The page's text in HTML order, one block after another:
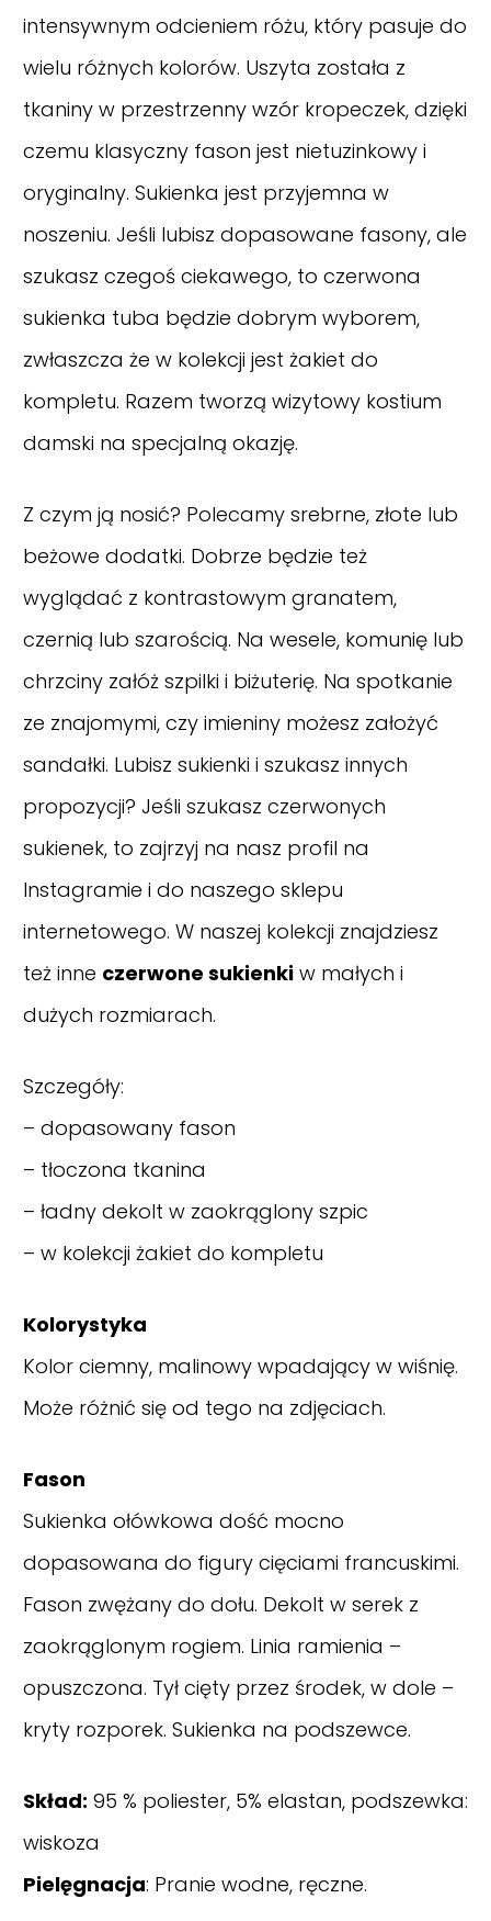
intensywnym odcieniem różu, który pasuje do
wielu różnych kolorów. Uszyta została z
tkaniny w przestrzenny wzór kropeczek, dzięki
czemu klasyczny fason jest nietuzinkowy i
oryginalny. Sukienka jest przyjemna w
noszeniu. Jeśli lubisz dopasowane fasony, ale
szukasz czegoś ciekawego, to czerwona
sukienka tuba będzie dobrym wyborem,
zwłaszcza że w kolekcji jest żakiet do
kompletu. Razem tworzą wizytowy kostium
damski na specjalną okazję.
Z czym ją nosić? Polecamy srebrne, złote lub
beżowe dodatki. Dobrze będzie też
wyglądać z kontrastowym granatem,
czernią lub szarością. Na wesele, komunię lub
chrzciny załóż szpilki i biżuterię. Na spotkanie
ze znajomymi, czy imieniny możesz założyć
sandałki. Lubisz sukienki i szukasz innych
propozycji? Jeśli szukasz czerwonych
sukienek, to zajrzyj na nasz profil na
Instagramie i do naszego sklepu
internetowego. W naszej kolekcji znajdziesz
też inne czerwone sukienki w małych i
dużych rozmiarach.
Szczegóły:
– dopasowany fason
– tłoczona tkanina
– ładny dekolt w zaokrąglony szpic
– w kolekcji żakiet do kompletu
Kolorystyka
Kolor ciemny, malinowy wpadający w wiśnię.
Może różnić się od tego na zdjęciach.
Fason
Sukienka ołówkowa dość mocno
dopasowana do figury cięciami francuskimi.
Fason zwężany do dołu. Dekolt w serek z
zaokrąglonym rogiem. Linia ramienia –
opuszczona. Tył cięty przez środek, w dole –
kryty rozporek. Sukienka na podszewce.
Skład: 95 % poliester, 5% elastan, podszewka:
wiskoza
Pielęgnacja: Pranie wodne, ręczne.